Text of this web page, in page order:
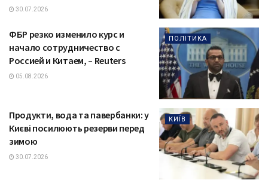
30.07.2026
ПОЛІТИКА
ФБР резко изменило курс и
начало сотрудничество с
Россией и Китаем, – Reuters
05.08.2026
КИЇВ
Продукти, вода та павербанки: у
Києві посилюють резерви перед
зимою
30.07.2026